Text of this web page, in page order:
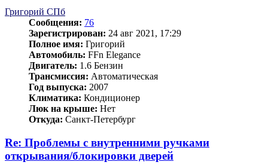
Григорий СПб
Сообщения: 76
Зарегистрирован: 24 авг 2021, 17:29
Полное имя: Григорий
Автомобиль: FFn Elegance
Двигатель: 1.6 Бензин
Трансмиссия: Автоматическая
Год выпуска: 2007
Климатика: Кондиционер
Люк на крыше: Нет
Откуда: Санкт-Петербург
Re: Проблемы с внутренними ручками
открывания/блокировки дверей